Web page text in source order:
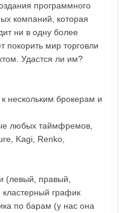
программного
компаний, которая
ни в одну более
покорить мир торговли
Удастся ли им?
нескольким брокерам и
любых таймфремов,
Kagi, Renko,
правый,
кластерный график
по барам (у нас она